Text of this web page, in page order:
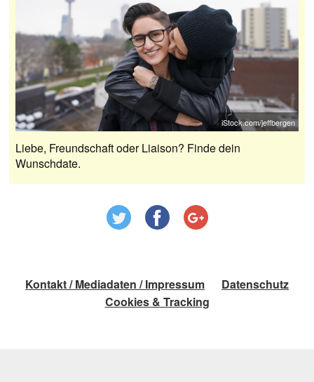
iStock.com/jeffbergen
Liebe, Freundschaft oder Liaison? Finde dein
Wunschdate.
Kontakt / Mediadaten / Impressum
Datenschutz
Cookies & Tracking